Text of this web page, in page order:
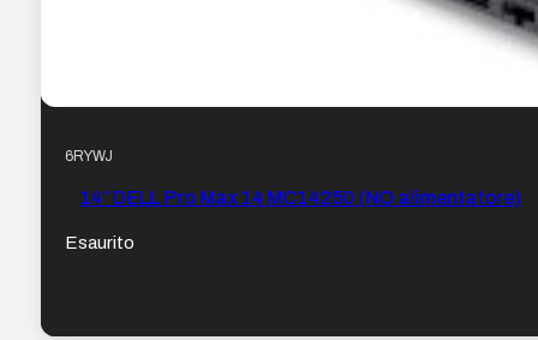
6RYWJ
14″ DELL Pro Max 14 MC14250 (NO alimentatore)
Esaurito